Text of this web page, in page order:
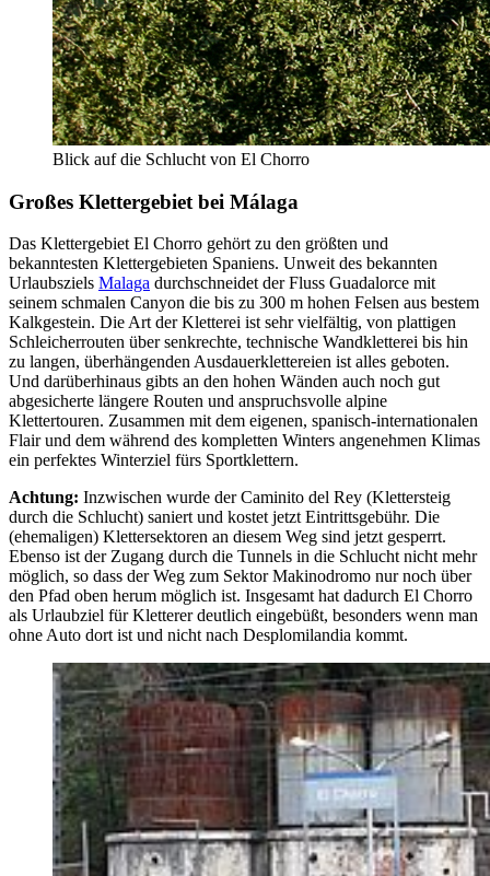
Blick auf die Schlucht von El Chorro
Großes Klettergebiet bei Málaga
Das Klettergebiet El Chorro gehört zu den größten und
bekanntesten Klettergebieten Spaniens. Unweit des bekannten
Urlaubsziels Malaga durchschneidet der Fluss Guadalorce mit
seinem schmalen Canyon die bis zu 300 m hohen Felsen aus bestem
Kalkgestein. Die Art der Kletterei ist sehr vielfältig, von plattigen
Schleicherrouten über senkrechte, technische Wandkletterei bis hin
zu langen, überhängenden Ausdauerklettereien ist alles geboten.
Und darüberhinaus gibts an den hohen Wänden auch noch gut
abgesicherte längere Routen und anspruchsvolle alpine
Klettertouren. Zusammen mit dem eigenen, spanisch-internationalen
Flair und dem während des kompletten Winters angenehmen Klimas
ein perfektes Winterziel fürs Sportklettern.
Achtung: Inzwischen wurde der Caminito del Rey (Klettersteig
durch die Schlucht) saniert und kostet jetzt Eintrittsgebühr. Die
(ehemaligen) Klettersektoren an diesem Weg sind jetzt gesperrt.
Ebenso ist der Zugang durch die Tunnels in die Schlucht nicht mehr
möglich, so dass der Weg zum Sektor Makinodromo nur noch über
den Pfad oben herum möglich ist. Insgesamt hat dadurch El Chorro
als Urlaubziel für Kletterer deutlich eingebüßt, besonders wenn man
ohne Auto dort ist und nicht nach Desplomilandia kommt.